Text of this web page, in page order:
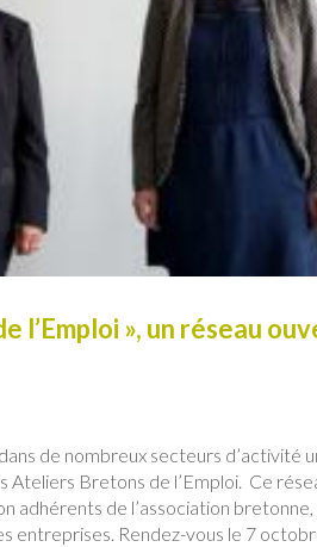
l’Emploi », un réseau
de nombreux secteurs d’activité
Ateliers Bretons de l’Emploi. Ce
adhérents de l’association bretonne,
entreprises. Rendez-vous le 7